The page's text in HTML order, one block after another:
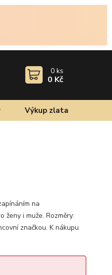
0 ks
0 Kč
Výkup zlata
na
i muže. Rozměry:
značkou. K nákupu